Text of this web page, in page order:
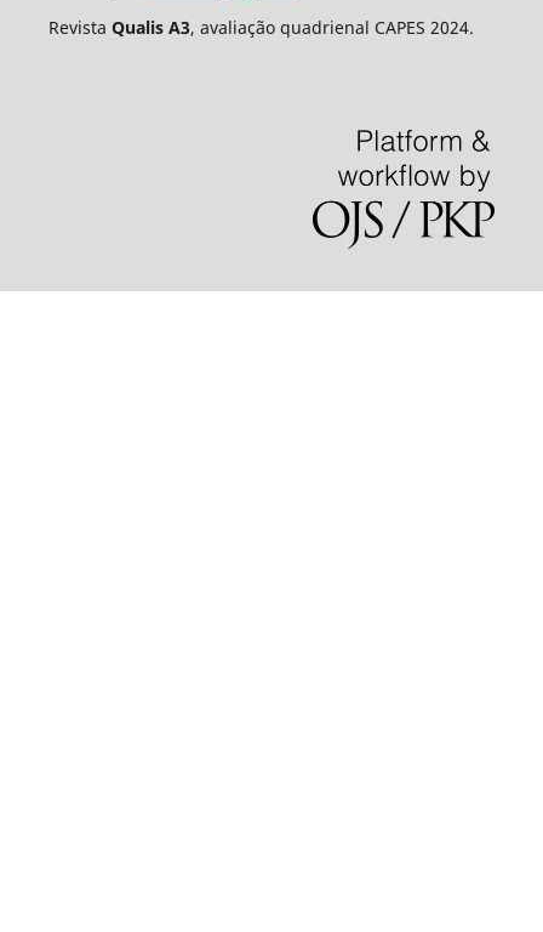
Revista Qualis A3, avaliação quadrienal CAPES 2024.